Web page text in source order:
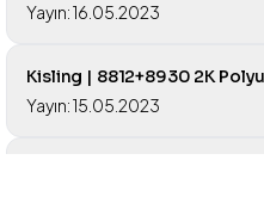
Yayın: 16.05.2023
Kisling | 8812+8930 2K
Yayın: 15.05.2023